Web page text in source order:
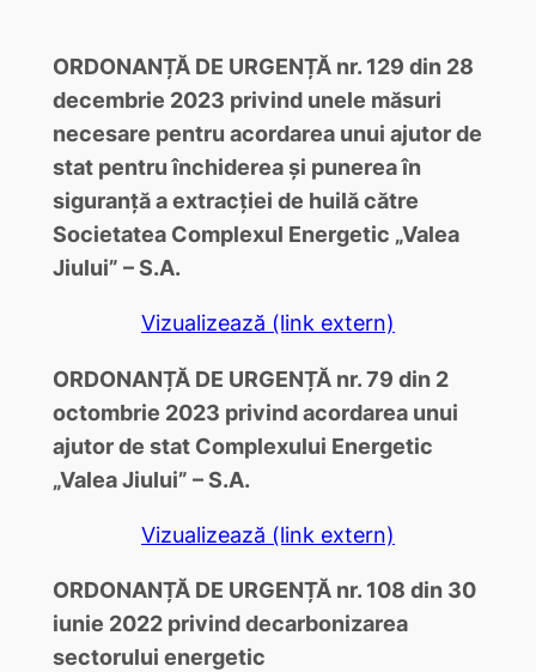
ORDONANȚĂ DE URGENȚĂ nr. 129 din 28
decembrie 2023 privind unele măsuri
necesare pentru acordarea unui ajutor de
stat pentru închiderea și punerea în
siguranță a extracției de huilă către
Societatea Complexul Energetic „Valea
Jiului” – S.A.
Vizualizează (link extern)
ORDONANȚĂ DE URGENȚĂ nr. 79 din 2
octombrie 2023 privind acordarea unui
ajutor de stat Complexului Energetic
„Valea Jiului” – S.A.
Vizualizează (link extern)
ORDONANȚĂ DE URGENȚĂ nr. 108 din 30
iunie 2022 privind decarbonizarea
sectorului energetic